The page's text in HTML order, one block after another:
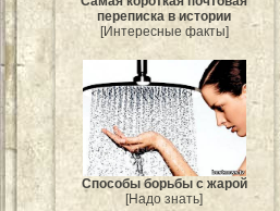
переписка в истории
[Интересные факты]
Способы борьбы с жарой
[Надо знать]